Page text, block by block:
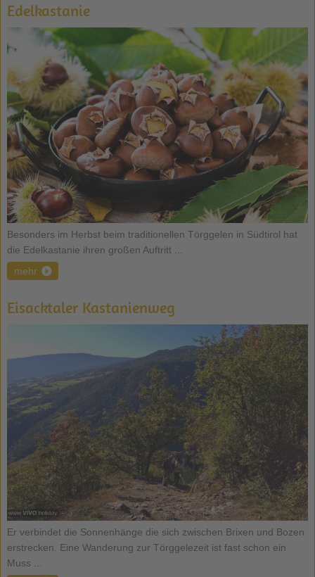
Edelkastanie
Besonders im Herbst beim traditionellen Törggelen in Südtirol hat
die Edelkastanie ihren großen Auftritt ...
mehr
Eisacktaler Kastanienweg
Er verbindet die Sonnenhänge die sich zwischen Brixen und Bozen
erstrecken. Eine Wanderung zur Törggelezeit ist fast schon ein
Muss ...